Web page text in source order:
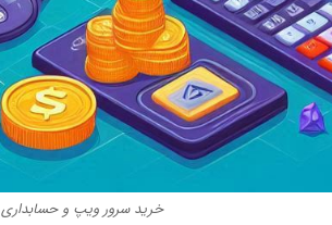
خرید سرور ویپ و حسابداری